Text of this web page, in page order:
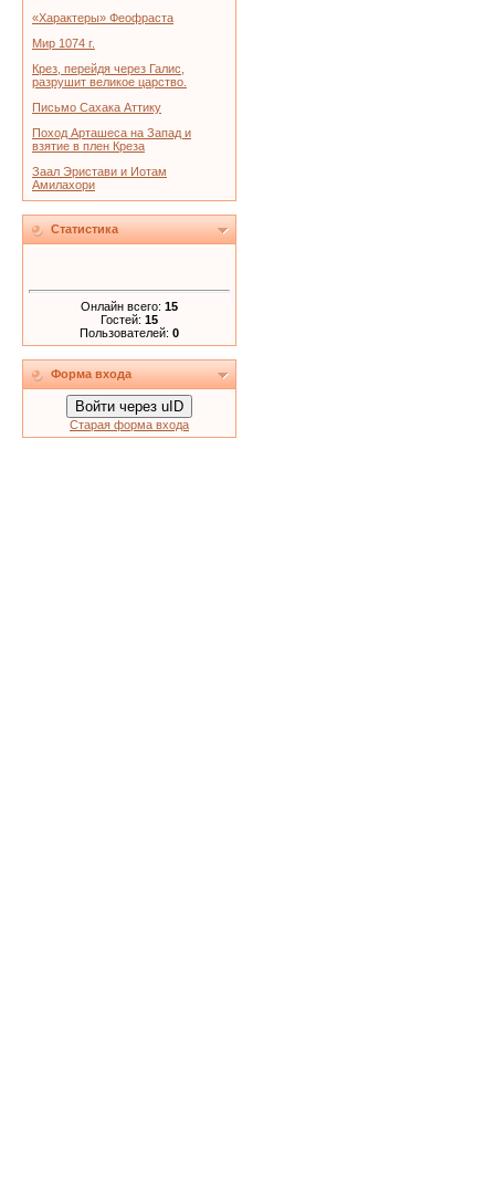
«Характеры» Феофраста
Мир 1074 г.
Крез, перейдя через Галис,
разрушит великое царство.
Письмо Сахака Аттику
Поход Арташеса на Запад и
взятие в плен Креза
Заал Эристави и Иотам
Амилахори
Статистика
Онлайн всего: 15
Гостей: 15
Пользователей: 0
Форма входа
Войти через uID
Старая форма входа